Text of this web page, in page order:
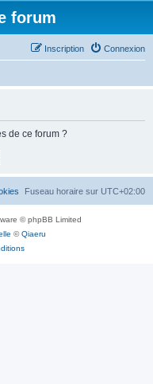
forum
Connexion
Inscription
de ce forum ?
Fuseau horaire sur UTC+02:00
© phpBB Limited
©Qiaeru